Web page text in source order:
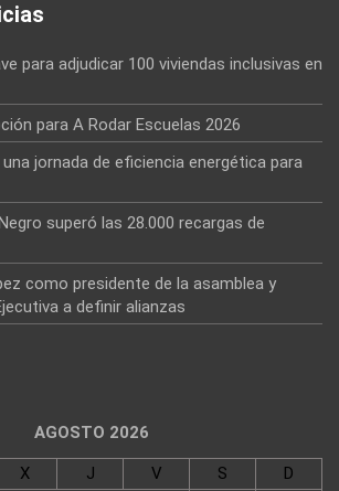
para adjudicar 100 viviendas inclusivas en
para A Rodar Escuelas 2026
jornada de eficiencia energética para
superó las 28.000 recargas de
como presidente de la asamblea y
a definir alianzas
AGOSTO 2026
X J V S
D